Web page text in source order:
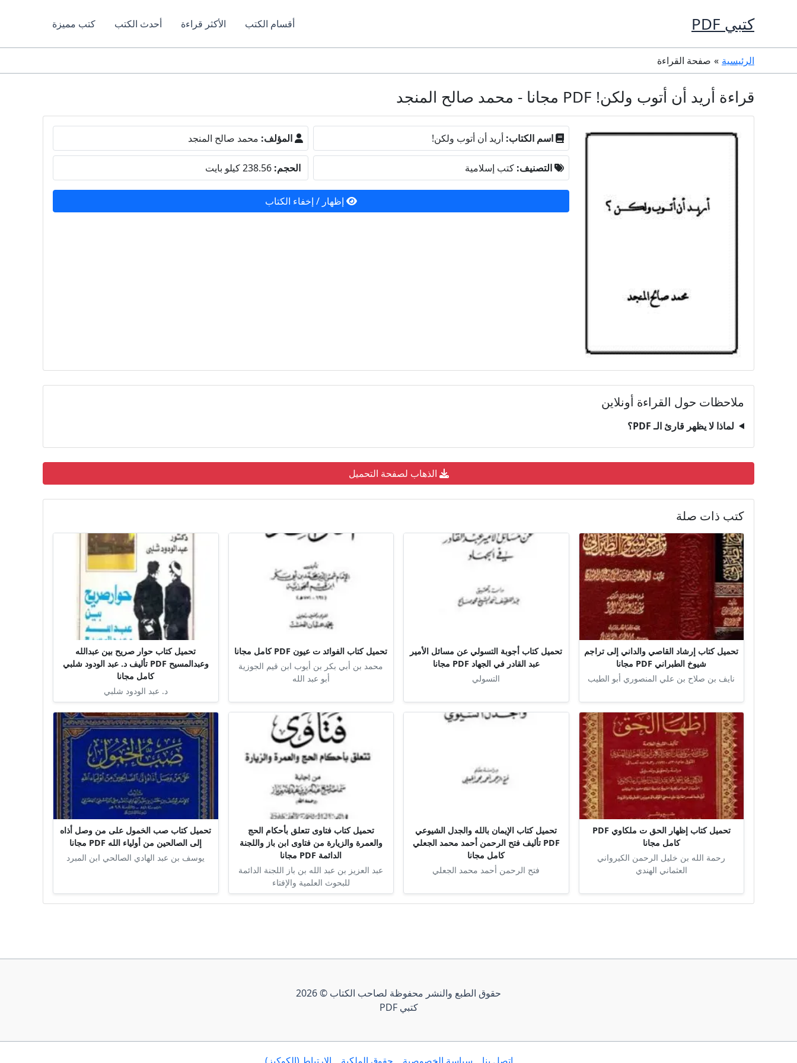
كتبي PDF أقسام الكتب الأكثر قراءة أحدث الكتب كتب مميزة
الرئيسية صفحة القراءة
قراءة أريد أن أتوب ولكن! PDF مجانا - محمد صالح المنجد
اسم الكتاب: أريد أن أتوب ولكن! المؤلف: محمد صالح المنجد
التصنيف: كتب إسلامية الحجم:
إظهار / إخفاء الكتاب
ملاحظات حول القراءة أونلاين
لماذا لا يظهر قارئ الـ PDF؟
الذهاب لصفحة التحميل
كتب ذات صلة
تحميل كتاب إرشاد القاصي والداني إلى تراجم
شيوخ الطبراني PDF مجانا
نايف بن صلاح بن علي المنصوري أبو الطيب
تحميل كتاب أجوبة التسولي عن مسائل الأمير
عبد القادر في الجهاد PDF مجانا
التسولي
تحميل كتاب الفوائد ت عيون PDF كامل مجانا
محمد بن أبي بكر بن أيوب ابن قيم الجوزية
أبو عبد الله
تحميل كتاب حوار صريح بين عبدالله
وعبدالمسيح PDF تأليف د. عبد الودود شلبي
كامل مجانا
د. عبد الودود شلبي
تحميل كتاب إظهار الحق ت ملكاوي PDF
كامل مجانا
رحمة الله بن خليل الرحمن الكيرواني
العثماني الهندي
تحميل كتاب الإيمان بالله والجدل الشيوعي
PDF تأليف فتح الرحمن أحمد محمد الجعلي
كامل مجانا
فتح الرحمن أحمد محمد الجعلي
تحميل كتاب فتاوى تتعلق بأحكام الحج
والعمرة والزيارة من فتاوى ابن باز واللجنة
الدائمة PDF مجانا
عبد العزيز بن عبد الله بن باز اللجنة الدائمة
للبحوث العلمية والإفتاء
تحميل كتاب صب الخمول على من وصل أذاه
إلى الصالحين من أولياء الله PDF مجانا
يوسف بن عبد الهادي الصالحي ابن المبرد
حقوق الطبع والنشر محفوظة لصاحب الكتاب © 2026
كتبي PDF